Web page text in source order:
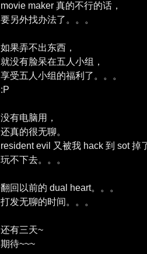
movie maker 真的不行的话，
要另外找办法了。。。
如果弄不出东西，
就没有脸呆在五人小组，
享受五人小组的福利了。。。
:P
没有电脑用，
还真的很无聊。
resident evil 又被我 hack 到 sot 掉
玩不下去。。。
翻回以前的 dual heart。。。
打发无聊的时间。。。
还有三天~
期待~~~